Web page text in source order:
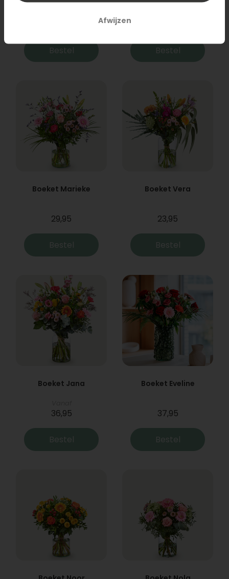
Bestel Bestel
Boeket Marieke
29,95
Bestel
Boeket Vera
23,95
Bestel
Boeket Jana
36,95
Bestel
Boeket Eveline
37,95
Bestel
Afwijzen